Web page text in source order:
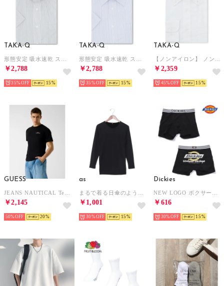
TAKA-Q
￥2,788
35% 15
TAKA-Q
￥2,788
35% 15
TAKA-Q
￥2,359
45% 15
GUESS
￥2,145
50% 20
as
￥1,001
30% 15
Dickies
￥616
30% 15